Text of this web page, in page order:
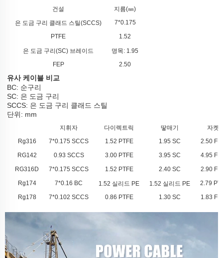
건설
지름(㎜)
은 도금 구리 클래드 스틸(SCCS)
7*0.175
PTFE
1.52
은 도금 구리(SC) 브레이드
명목: 1.95
FEP
2.50
유사 케이블 비교
BC: 순구리
SC: 은 도금 구리
SCCS: 은 도금 구리 클래드 스틸
단위: mm
지휘자 다이렉트릭 땋매기
자켓
Rg316
7*0.175 SCCS 1.52 PTFE 1.95 SC
2.50
RG142
0.93 SCCS 3.00 PTFE 3.95 SC
4.95
RG316D
7*0.175 SCCS 1.52 PTFE 2.40 SC
2.90
Rg174
7*0.16 BC 1.52 실리드 PE 1.52 실리드 PE
2.79
Rg178
7*0.102 SCCS 0.86 PTFE 1.30 SC 1.83